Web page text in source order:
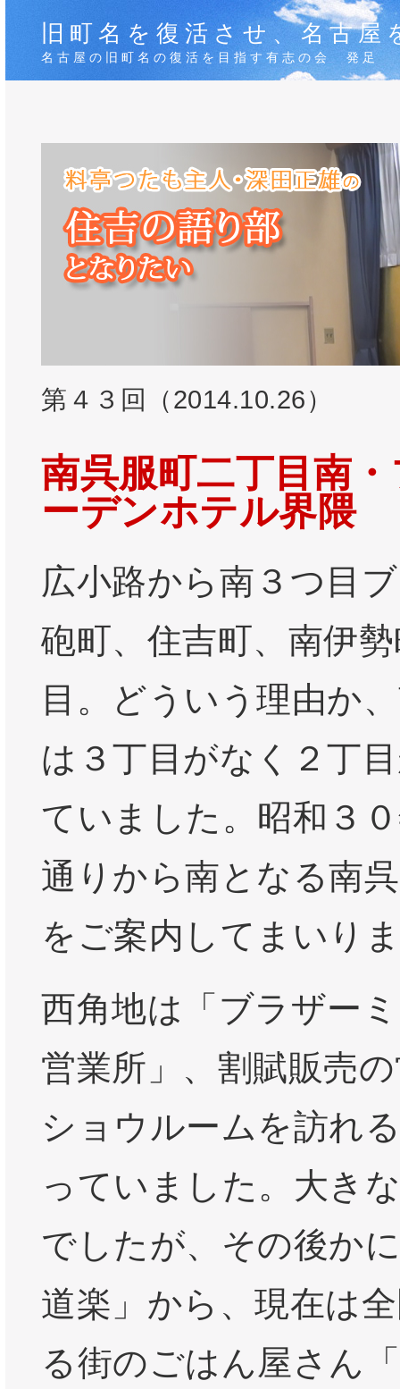
旧町名を復活させ、名古
名古屋の旧町名の復活を目指す有志の会 発足
第４３回（2014.10.26）
南呉服町二丁目南
ーデンホテル界隈
広小路から南３つ目
砲町、住吉町、南伊
目。どういう理由か
は３丁目がなく２丁
ていました。昭和３
通りから南となる南
をご案内してまいり
西角地は「ブラザー
営業所」、割賦販売
ショウルームを訪れ
っていました。大き
でしたが、その後か
道楽」から、現在は
る街のごはん屋さん